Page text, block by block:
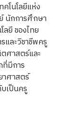
โนโลยีแห่ง
นักการศึกษา
ยี ของไทย
และวิชาชีพครู
ศาสตร์และ
ที่มีการ
าศาสตร์
เป็นครู